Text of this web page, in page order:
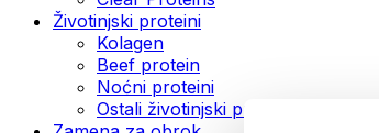
Životinjski proteini
Kolagen
Beef protein
Noćni proteini
Ostali životinjski proteini